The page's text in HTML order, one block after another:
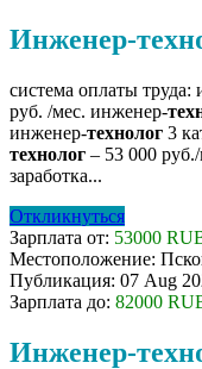
Инженер-
система оплаты труда:
руб. /мес. инженер-
инженер-технолог 3
технолог – 53 000
заработка...
Откликнуться
Зарплата от: 53000
Местоположение:
Публикация: 07 Aug
Зарплата до: 82000
Инженер-